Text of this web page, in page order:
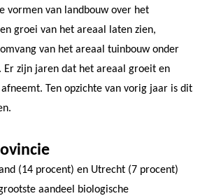
vormen van landbouw over het
groei van het areaal laten zien,
van het areaal tuinbouw onder
Er zijn jaren dat het areaal groeit en
Ten opzichte van vorig jaar is dit
(14 procent) en Utrecht (7 procent)
aandeel biologische